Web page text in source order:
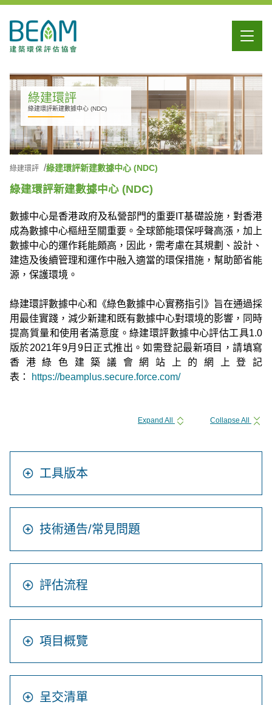
綠建環評
綠建環評新建數據中心 (NDC)
綠建環評 綠建環評新建數據中心 (NDC)
綠建環評新建數據中心 (NDC)
數據中心是香港政府及私營部門的重要IT基礎設施，對香港
成為數據中心樞紐至關重要。全球節能環保呼聲高漲，加上
數據中心的運作耗能頗高，因此，需考慮在其規劃、設計、
建造及後續管理和運作中融入適當的環保措施，幫助節省能
源，保護環境。
綠建環評數據中心和《綠色數據中心實務指引》旨在通過採
用最佳實踐，減少新建和既有數據中心對環境的影響，同時
提高質量和使用者滿意度。綠建環評數據中心評估工具1.0
版於2021年9月9日正式推出。如需登記最新項目，請填寫
香港綠色建築議會網站上的網上登記
表：
https://beamplus.secure.force.com/
Expand All Collapse All
工具版本
技術通告/常見問題
評估流程
項目概覽
呈交清單